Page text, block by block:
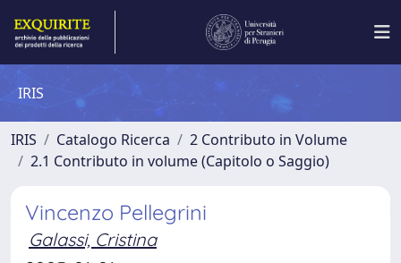
IRIS
IRIS Catalogo Ricerca
2 Contributo in Volume
2.1 Contributo in volume (Capitolo o Saggio)
Vincenzo Pellegrini
Galassi, Cristina